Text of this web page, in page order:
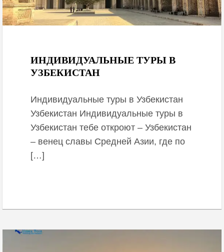
ИНДИВИДУАЛЬНЫЕ ТУРЫ В
УЗБЕКИСТАН
Индивидуальные туры в Узбекистан
Узбекистан Индивидуальные туры в
Узбекистан тебе откроют – Узбекистан
– венец славы Средней Азии, где по
[…]